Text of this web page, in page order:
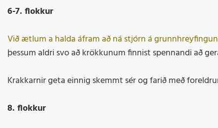
6-7. flokkur
Við ætlum a halda áfram að ná stjórn á
þessum aldri svo að krökkunum finnist spennandi að
Krakkarnir geta einnig skemmt sér og farið með
8. flokkur